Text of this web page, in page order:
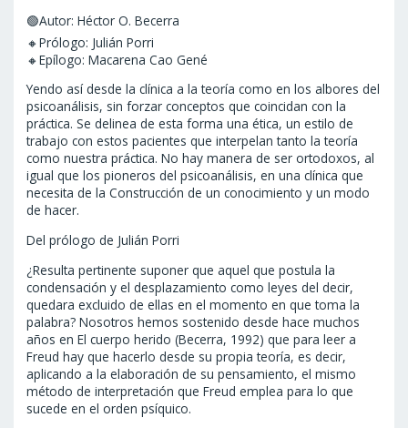
🟢Autor: Héctor O. Becerra
🔸Prólogo: Julián Porri
🔸Epílogo: Macarena Cao Gené
Yendo así desde la clínica a la teoría como en los albores del
psicoanálisis, sin forzar conceptos que coincidan con la
práctica. Se delinea de esta forma una ética, un estilo de
trabajo con estos pacientes que interpelan tanto la teoría
como nuestra práctica. No hay manera de ser ortodoxos, al
igual que los pioneros del psicoanálisis, en una clínica que
necesita de la Construcción de un conocimiento y un modo
de hacer.
Del prólogo de Julián Porri
¿Resulta pertinente suponer que aquel que postula la
condensación y el desplazamiento como leyes del decir,
quedara excluido de ellas en el momento en que toma la
palabra? Nosotros hemos sostenido desde hace muchos
años en El cuerpo herido (Becerra, 1992) que para leer a
Freud hay que hacerlo desde su propia teoría, es decir,
aplicando a la elaboración de su pensamiento, el mismo
método de interpretación que Freud emplea para lo que
sucede en el orden psíquico.